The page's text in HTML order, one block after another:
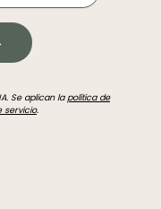
Se aplican lapolítica de
servicio.